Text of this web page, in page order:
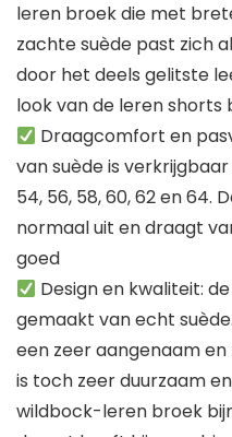
leren broek die met
zachte suède past zich
door het deels gelitste
look van de leren
Draagcomfort en
van suède is
54, 56, 58, 60, 62 en
normaal uit en draagt
goed
Design en kwaliteit:
gemaakt van echt
een zeer aangenaam
is toch zeer duurzaam
wildbock-leren broek